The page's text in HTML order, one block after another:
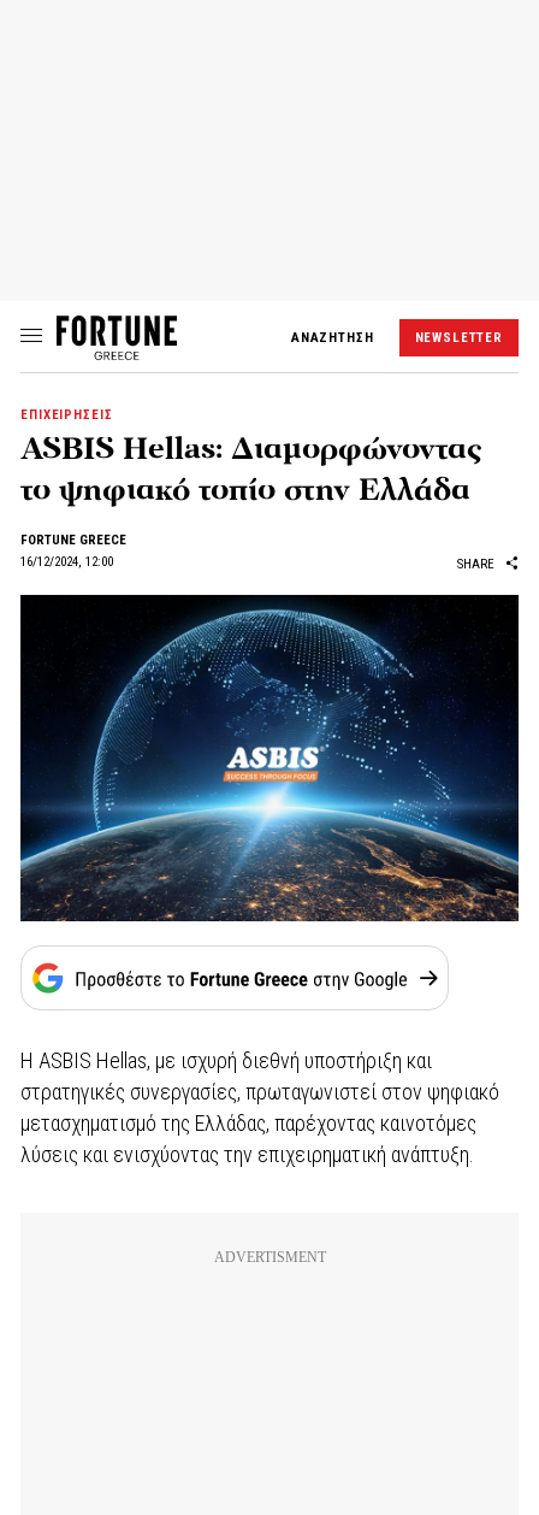
ΑΝΑΖΗΤΗΣΗ NEWSLETTER
ΕΠΙΧΕΙΡΗΣΕΙΣ
ASBIS Hellas: Διαμορφώνοντας
το ψηφιακό τοπίο στην Ελλάδα
FORTUNE GREECE
16/12/2024, 12:00
SHARE
Η ASBIS Hellas, με ισχυρή διεθνή υποστήριξη και
στρατηγικές συνεργασίες, πρωταγωνιστεί στον ψηφιακό
μετασχηματισμό της Ελλάδας, παρέχοντας καινοτόμες
λύσεις και ενισχύοντας την επιχειρηματική ανάπτυξη.